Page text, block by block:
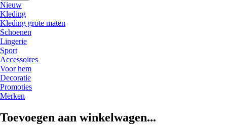
Nieuw
Kleding
Kleding grote maten
Schoenen
Lingerie
Sport
Accessoires
Voor hem
Decoratie
Promoties
Merken
Toevoegen aan winkelwagen...